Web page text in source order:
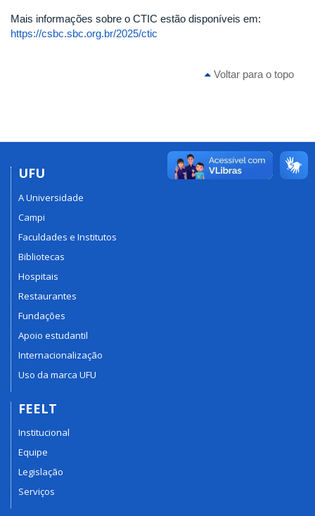
Mais informações sobre o CTIC estão disponíveis em:
https://csbc.sbc.org.br/2025/ctic
Voltar para o topo
UFU
A Universidade
Campi
Faculdades e Institutos
Bibliotecas
Hospitais
Restaurantes
Fundações
Apoio estudantil
Internacionalização
Uso da marca UFU
FEELT
Institucional
Equipe
Legislação
Serviços